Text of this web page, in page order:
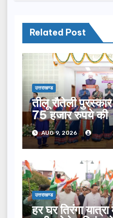
Related Post
उत्तराखण्ड
तीलू रौतेली
75 हजार रुपये की
AUG 9, 2026
उत्तराखण्ड
हर घर तिरंगा